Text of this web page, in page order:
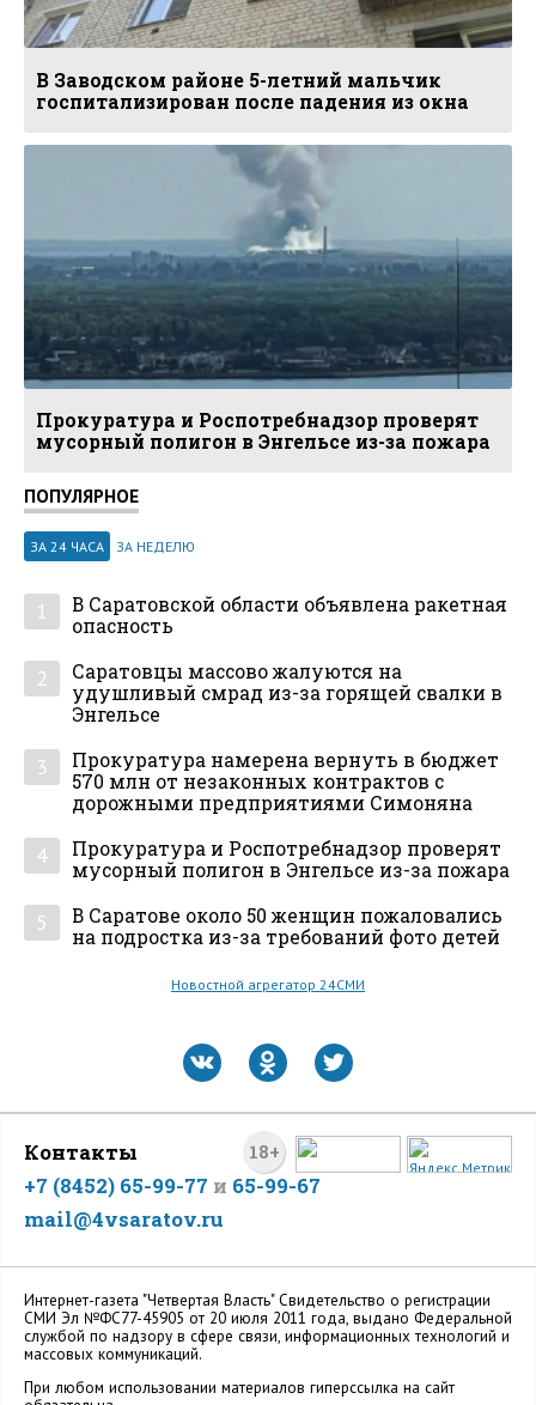
В Заводском районе 5-летний мальчик
госпитализирован после падения из окна
Прокуратура и Роспотребнадзор проверят
мусорный полигон в Энгельсе из-за пожара
ПОПУЛЯРНОЕ
ЗА 24 ЧАСА ЗА НЕДЕЛЮ
1
В Саратовской области объявлена ракетная
опасность
2
Саратовцы массово жалуются на
удушливый смрад из-за горящей свалки в
Энгельсе
3
Прокуратура намерена вернуть в бюджет
570 млн от незаконных контрактов с
дорожными предприятиями Симоняна
4
Прокуратура и Роспотребнадзор проверят
мусорный полигон в Энгельсе из-за пожара
5
В Саратове около 50 женщин пожаловались
на подростка из-за требований фото детей
Новостной агрегатор 24СМИ
18+
Контакты
+7 (8452) 65-99-77 и 65-99-67
mail@4vsaratov.ru
Интернет-газета "Четвертая Власть" Cвидетельство о регистрации
СМИ Эл №ФС77-45905 от 20 июля 2011 года, выдано Федеральной
службой по надзору в сфере связи, информационных технологий и
массовых коммуникаций.
При любом использовании материалов гиперссылка на сайт